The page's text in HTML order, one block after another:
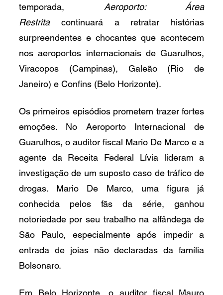
temporada, Aeroporto: Área
Restrita continuará a retratar histórias
surpreendentes e chocantes que acontecem
nos aeroportos internacionais de Guarulhos,
Viracopos (Campinas), Galeão (Rio de
Janeiro) e Confins (Belo Horizonte).
Os primeiros episódios prometem trazer fortes
emoções. No Aeroporto Internacional de
Guarulhos, o auditor fiscal Mario De Marco e a
agente da Receita Federal Lívia lideram a
investigação de um suposto caso de tráfico de
drogas. Mario De Marco, uma figura já
conhecida pelos fãs da série, ganhou
notoriedade por seu trabalho na alfândega de
São Paulo, especialmente após impedir a
entrada de joias não declaradas da família
Bolsonaro.
Em Belo Horizonte, o auditor fiscal Mauro